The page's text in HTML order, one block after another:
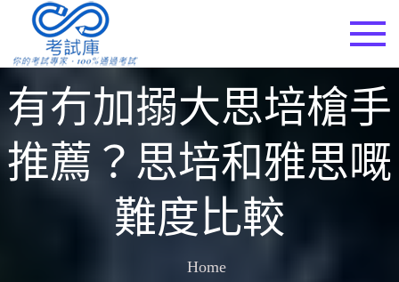
content
有冇加搦大思培槍手
推薦？思培和雅思嘅
難度比較
Home